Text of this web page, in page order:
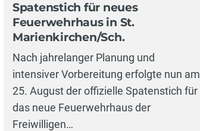
Spatenstich für neues
Feuerwehrhaus in St.
Marienkirchen/Sch.
Nach jahrelanger Planung und
intensiver Vorbereitung erfolgte nun am
25. August der offizielle Spatenstich für
das neue Feuerwehrhaus der
Freiwilligen…